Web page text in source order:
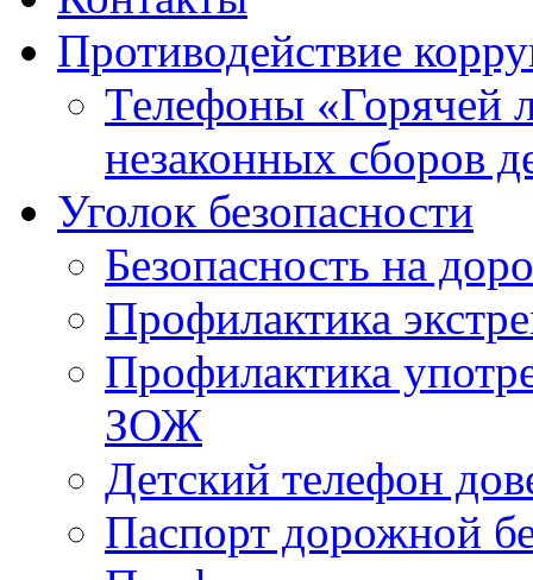
Противодействие
Телефоны «Горячей
незаконных сборов
Уголок безопасности
Безопасность на
Профилактика
Профилактика
ЗОЖ
Детский телефон
Паспорт дорожной